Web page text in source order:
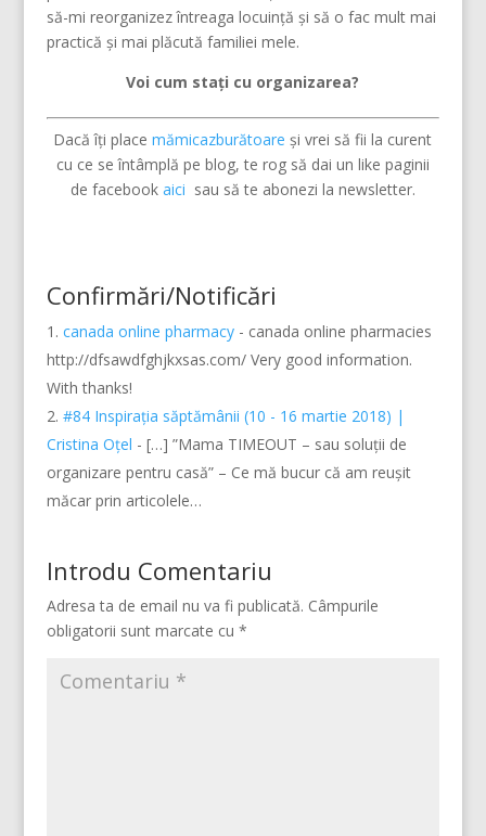
să-mi reorganizez întreaga locuință și să o fac mult mai
practică și mai plăcută familiei mele.
Voi cum stați cu organizarea?
Dacă îți placemămicazburătoare și vrei să fii la curent
cu ce se întâmplă pe blog, te rog să dai un like paginii
de facebook aici sau să te abonezi la newsletter.
Confirmări/Notificări
canada online pharmacy- canada online pharmacies
http://dfsawdfghjkxsas.com/ Very good information.
With thanks!
#84 Inspirația săptămânii (10 - 16 martie 2018) |
Cristina Oțel - […] ”Mama TIMEOUT – sau soluții de
organizare pentru casă” – Ce mă bucur că am reușit
măcar prin articolele…
Introdu Comentariu
Adresa ta de email nu va fi publicată. Câmpurile
obligatorii sunt marcate cu *